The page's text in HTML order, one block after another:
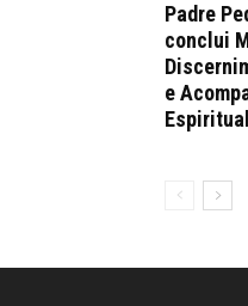
Padre
conclui
e
Espiritual